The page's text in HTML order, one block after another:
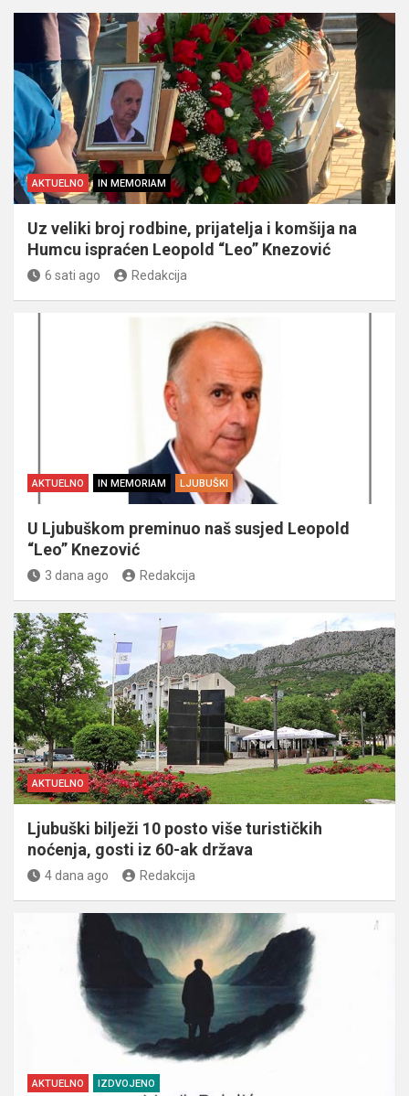
AKTUELNO IN MEMORIAM
Uz veliki broj rodbine, prijatelja i komšija na
Humcu ispraćen Leopold “Leo” Knezović
6 sati ago Redakcija
AKTUELNO IN MEMORIAM LJUBUŠKI
U Ljubuškom preminuo naš susjed Leopold
“Leo” Knezović
3 dana ago Redakcija
AKTUELNO
Ljubuški bilježi 10 posto više turističkih
noćenja, gosti iz 60-ak država
4 dana ago Redakcija
AKTUELNO IZDVOJENO